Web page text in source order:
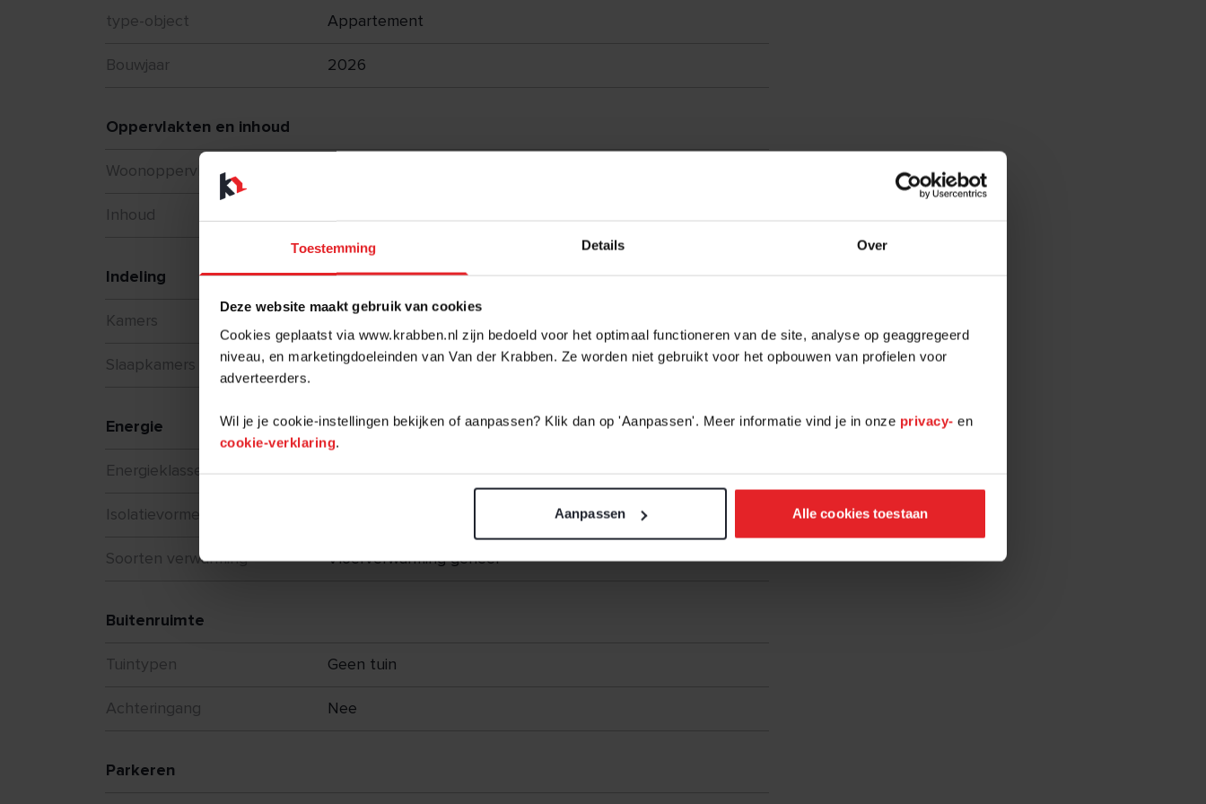
Toestemming Details Over
Deze website maakt gebruik van cookies
Cookies geplaatst via www.krabben.nl zijn bedoeld voor het optimaal functioneren van de site, analyse op geaggregeerd
niveau, en marketingdoeleinden van Van der Krabben. Ze worden niet gebruikt voor het opbouwen van profielen voor
adverteerders.
Wil je je cookie-instellingen bekijken of aanpassen? Klik dan op 'Aanpassen'. Meer informatie vind je in onze privacy- en
cookie-verklaring.
Aanpassen Alle cookies toestaan
type-object Appartement
Bouwjaar 2026
Oppervlakten en inhoud
Woonoppervlakte
Inhoud
Indeling
Kamers
Slaapkamers 2
Energie
Energieklasse A+++
Isolatievormen
Soorten verwarming Vloerverwarming geheel
Buitenruimte
Tuintypen Geen tuin
Achteringang Nee
Parkeren